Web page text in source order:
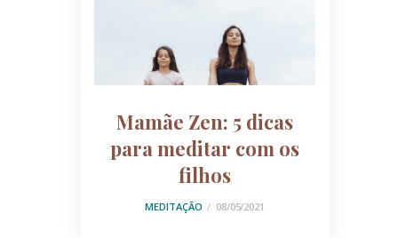
Mamãe Zen: 5 dicas
para meditar com os
filhos
MEDITAÇÃO 08/05/2021